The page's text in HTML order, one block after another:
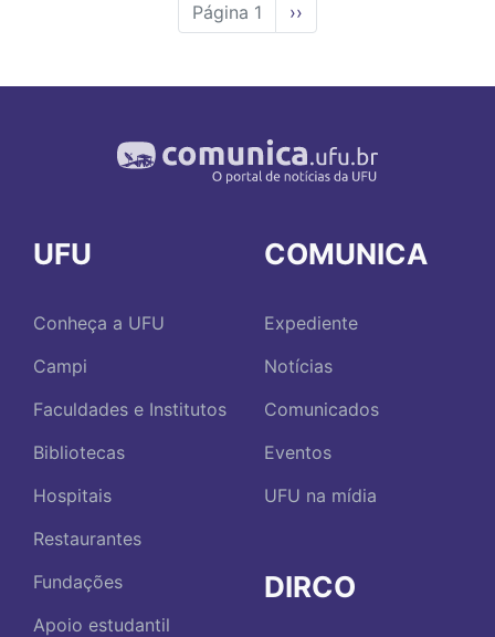
Página 1
Próxima
página
››
UFU
Conheça a UFU
Campi
Faculdades e Institutos
Bibliotecas
Hospitais
Restaurantes
Fundações
Apoio estudantil
COMUNICA
Expediente
Notícias
Comunicados
Eventos
UFU na mídia
DIRCO